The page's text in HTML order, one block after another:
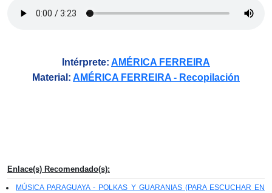
Intérprete: AMÉRICA FERREIRA
Material: AMÉRICA FERREIRA - Recopilación
Enlace(s) Recomendado(s):
MÚSICA PARAGUAYA - POLKAS Y GUARANIAS (PARA ESCUCHAR EN